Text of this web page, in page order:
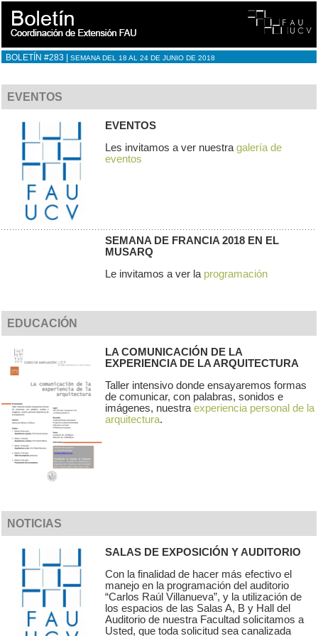
BOLETÍN #283 | SEMANA DEL 18 AL 24 DE JUNIO DE 2018
EVENTOS
EVENTOS
Les invitamos a ver nuestragalería de
eventos
SEMANA DE FRANCIA 2018 EN EL
MUSARQ
Le invitamos a ver la programación
EDUCACIÓN
LA COMUNICACIÓN DE LA
EXPERIENCIA DE LA ARQUITECTURA
Taller intensivo donde ensayaremos formas
de comunicar, con palabras, sonidos e
imágenes, nuestraexperiencia personal de la
arquitectura.
NOTICIAS
SALAS DE EXPOSICIÓN Y AUDITORIO
Con la finalidad de hacer más efectivo el
manejo en la programación del auditorio
“Carlos Raúl Villanueva”, y la utilización de
los espacios de las Salas A, B y Hall del
Auditorio de nuestra Facultad solicitamos a
Usted, que toda solicitud sea canalizada